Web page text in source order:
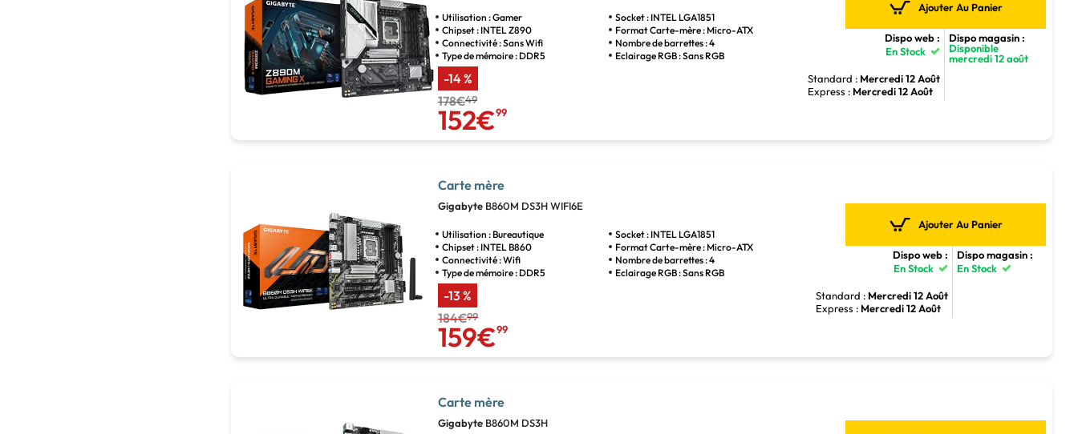
Utilisation : Gamer
Socket : INTEL LGA1851
Chipset : INTEL Z890
Format Carte-mère : Micro-ATX
Connectivité : Sans Wifi
Nombre de barrettes : 4
Type de mémoire : DDR5
Eclairage RGB : Sans RGB
-14 %
178€49
152€99
Ajouter Au Panier
Dispo web :
En Stock
Standard : Mercredi 12 Août
Express : Mercredi 12 Août
Dispo magasin :
Disponible
mercredi 12 août
Carte mère
Gigabyte B860M DS3H WIFI6E
Utilisation : Bureautique
Socket : INTEL LGA1851
Chipset : INTEL B860
Format Carte-mère : Micro-ATX
Connectivité : Wifi
Nombre de barrettes : 4
Type de mémoire : DDR5
Eclairage RGB : Sans RGB
-13 %
184€99
159€99
Ajouter Au Panier
Dispo web :
En Stock
Standard : Mercredi 12 Août
Express : Mercredi 12 Août
Dispo magasin :
En Stock
Carte mère
Gigabyte B860M DS3H